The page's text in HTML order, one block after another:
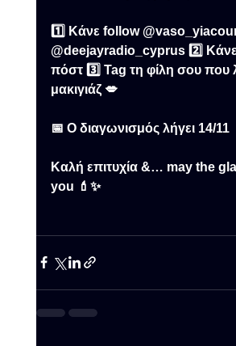
1️⃣ Κάνε follow
@deejayradio_cyprus 2️⃣
πόστ 3️⃣ Tag τη φίλη σου που
μακιγιάζ 💋
📅 Ο διαγωνισμός λήγει 14/11
Καλή επιτυχία &… may the
you 💄✨